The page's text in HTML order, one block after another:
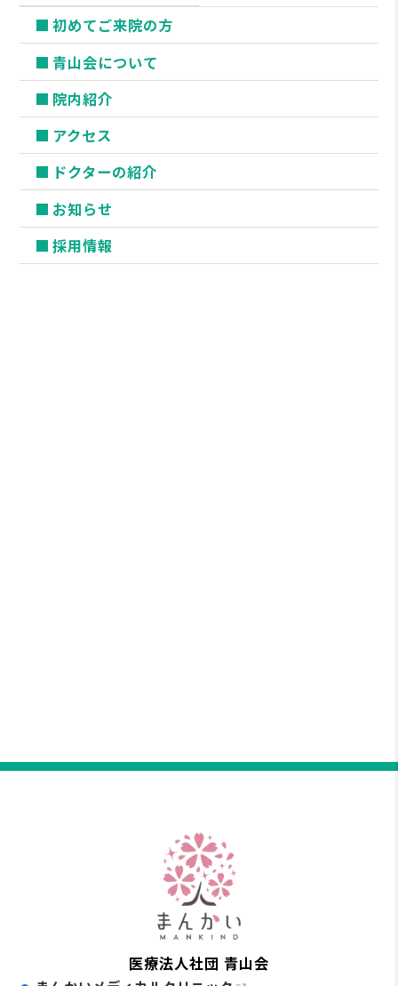
初めてご来院の方
青山会について
院内紹介
アクセス
ドクターの紹介
お知らせ
採用情報
医療法人社団 青山会